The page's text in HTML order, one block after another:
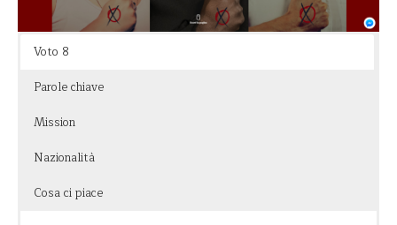
Voto 8
Parole chiave
Mission
Nazionalità
Cosa ci piace